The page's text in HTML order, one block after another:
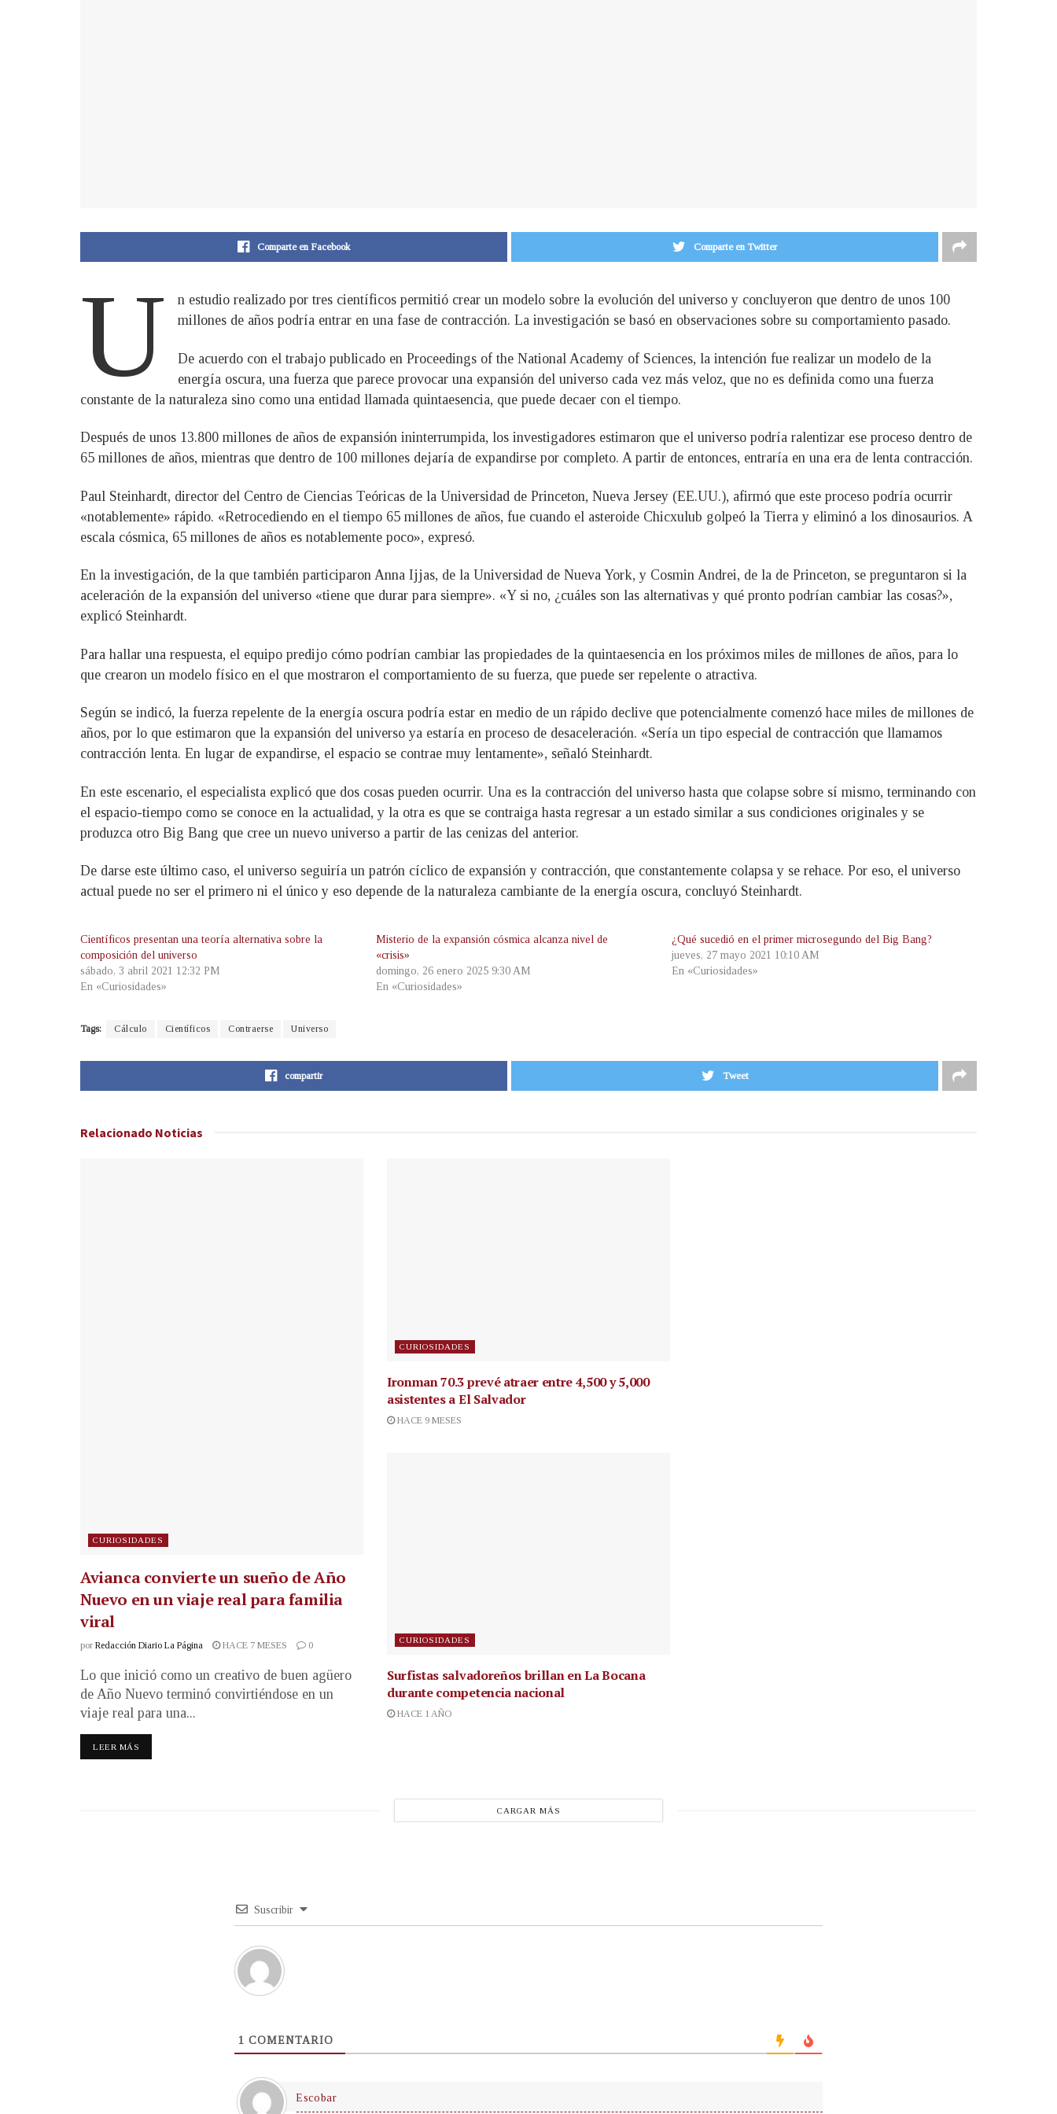
Comparte en Facebook Comparte en Twitter
U
n estudio realizado por tres científicos permitió crear un modelo sobre la evolución del universo y concluyeron que dentro de unos 100
millones de años podría entrar en una fase de contracción. La investigación se basó en observaciones sobre su comportamiento pasado.
De acuerdo con el trabajo publicado en Proceedings of the National Academy of Sciences, la intención fue realizar un modelo de la
energía oscura, una fuerza que parece provocar una expansión del universo cada vez más veloz, que no es definida como una fuerza
constante de la naturaleza sino como una entidad llamada quintaesencia, que puede decaer con el tiempo.
Después de unos 13.800 millones de años de expansión ininterrumpida, los investigadores estimaron que el universo podría ralentizar ese proceso dentro de
65 millones de años, mientras que dentro de 100 millones dejaría de expandirse por completo. A partir de entonces, entraría en una era de lenta contracción.
Paul Steinhardt, director del Centro de Ciencias Teóricas de la Universidad de Princeton, Nueva Jersey (EE.UU.), afirmó que este proceso podría ocurrir
«notablemente» rápido. «Retrocediendo en el tiempo 65 millones de años, fue cuando el asteroide Chicxulub golpeó la Tierra y eliminó a los dinosaurios. A
escala cósmica, 65 millones de años es notablemente poco», expresó.
En la investigación, de la que también participaron Anna Ijjas, de la Universidad de Nueva York, y Cosmin Andrei, de la de Princeton, se preguntaron si la
aceleración de la expansión del universo «tiene que durar para siempre». «Y si no, ¿cuáles son las alternativas y qué pronto podrían cambiar las cosas?»,
explicó Steinhardt.
Para hallar una respuesta, el equipo predijo cómo podrían cambiar las propiedades de la quintaesencia en los próximos miles de millones de años, para lo
que crearon un modelo físico en el que mostraron el comportamiento de su fuerza, que puede ser repelente o atractiva.
Según se indicó, la fuerza repelente de la energía oscura podría estar en medio de un rápido declive que potencialmente comenzó hace miles de millones de
años, por lo que estimaron que la expansión del universo ya estaría en proceso de desaceleración. «Sería un tipo especial de contracción que llamamos
contracción lenta. En lugar de expandirse, el espacio se contrae muy lentamente», señaló Steinhardt.
En este escenario, el especialista explicó que dos cosas pueden ocurrir. Una es la contracción del universo hasta que colapse sobre sí mismo, terminando con
el espacio-tiempo como se conoce en la actualidad, y la otra es que se contraiga hasta regresar a un estado similar a sus condiciones originales y se
produzca otro Big Bang que cree un nuevo universo a partir de las cenizas del anterior.
De darse este último caso, el universo seguiría un patrón cíclico de expansión y contracción, que constantemente colapsa y se rehace. Por eso, el universo
actual puede no ser el primero ni el único y eso depende de la naturaleza cambiante de la energía oscura, concluyó Steinhardt.
Científicos presentan una teoría alternativa sobre la
composición del universo
sábado, 3 abril 2021 12:32 PM
En «Curiosidades»
Misterio de la expansión cósmica alcanza nivel de
«crisis»
domingo, 26 enero 2025 9:30 AM
En «Curiosidades»
¿Qué sucedió en el primer microsegundo del Big Bang?
jueves, 27 mayo 2021 10:10 AM
En «Curiosidades»
Tags: Cálculo Científicos Contraerse Universo
compartir Tweet
Relacionado Noticias
CURIOSIDADES
Avianca convierte un sueño de Año
Nuevo en un viaje real para familia
viral
por Redacción Diario La Página HACE 7 MESES 0
Lo que inició como un creativo de buen agüero
de Año Nuevo terminó convirtiéndose en un
viaje real para una...
LEER MÁS
CURIOSIDADES
Ironman 70.3 prevé atraer entre 4,500 y 5,000
asistentes a El Salvador
HACE 9 MESES
CURIOSIDADES
Surfistas salvadoreños brillan en La Bocana
durante competencia nacional
HACE 1 AÑO
CARGAR MÁS
Suscribir
1 COMENTARIO
Escobar